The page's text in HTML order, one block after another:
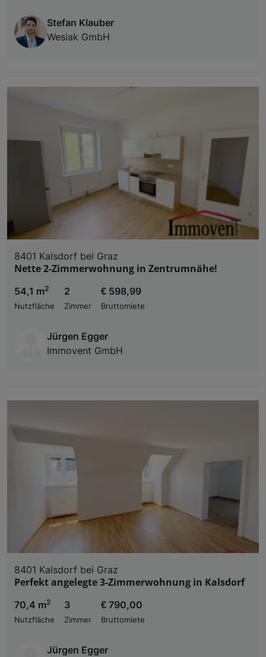
Stefan Klauber
Wesiak GmbH
8401 Kalsdorf bei Graz
Nette 2-Zimmerwohnung in Zentrumnähe!
54,1 m2
Nutzfläche
2
Zimmer
€ 598,99
Bruttomiete
Jürgen Egger
Immovent GmbH
8401 Kalsdorf bei Graz
Perfekt angelegte 3-Zimmerwohnung in Kalsdorf
70,4 m2
Nutzfläche
3
Zimmer
€ 790,00
Bruttomiete
Jürgen Egger